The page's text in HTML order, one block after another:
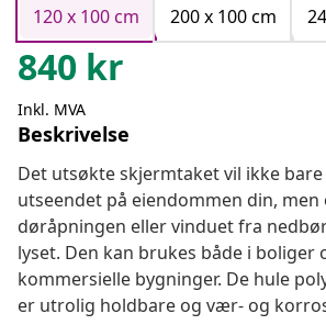
120 x 100 cm
200 x 100 cm
840 kr
Inkl. MVA
Beskrivelse
Det utsøkte skjermtaket vil ikke
utseendet på eiendommen din, men
døråpningen eller vinduet fra
lyset. Den kan brukes både i boliger
kommersielle bygninger. De hule
er utrolig holdbare og vær- og